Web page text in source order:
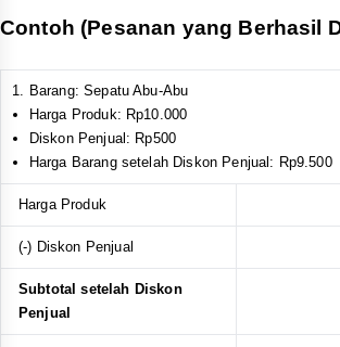
Contoh (Pesanan yang Berhasil
Barang: Sepatu Abu-Abu
Harga Produk: Rp10.000
Diskon Penjual: Rp500
Harga Barang setelah Diskon Penjual: Rp9.500
Harga Produk
(-) Diskon Penjual
Subtotal setelah Diskon
Penjual